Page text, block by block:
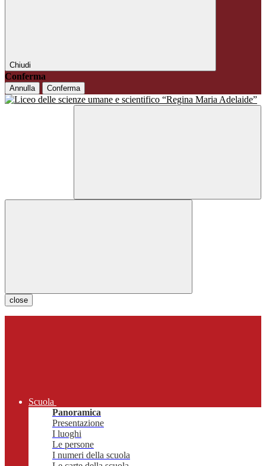
Chiudi
Conferma
Annulla Conferma
close
Scuola
Panoramica
Presentazione
I luoghi
Le persone
I numeri della scuola